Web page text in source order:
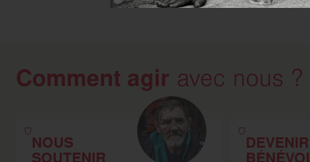
Comment agir avec nous ?
NOUS
SOUTENIR
DEVENIR